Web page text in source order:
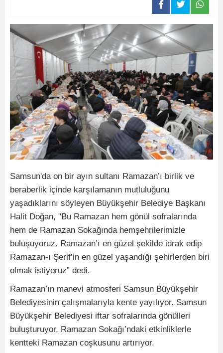
Samsun'da on bir ayın sultanı Ramazan’ı birlik ve
beraberlik içinde karşılamanın mutluluğunu
yaşadıklarını söyleyen Büyükşehir Belediye Başkanı
Halit Doğan, "Bu Ramazan hem gönül sofralarında
hem de Ramazan Sokağında hemşehrilerimizle
buluşuyoruz. Ramazan’ı en güzel şekilde idrak edip
Ramazan-ı Şerif’in en güzel yaşandığı şehirlerden biri
olmak istiyoruz” dedi.
Ramazan’ın manevi atmosferi Samsun Büyükşehir
Belediyesinin çalışmalarıyla kente yayılıyor. Samsun
Büyükşehir Belediyesi iftar sofralarında gönülleri
buluşturuyor, Ramazan Sokağı’ndaki etkinliklerle
kentteki Ramazan coşkusunu artırıyor.